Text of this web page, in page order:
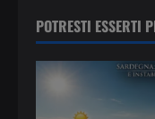
POTRESTI ESSERTI